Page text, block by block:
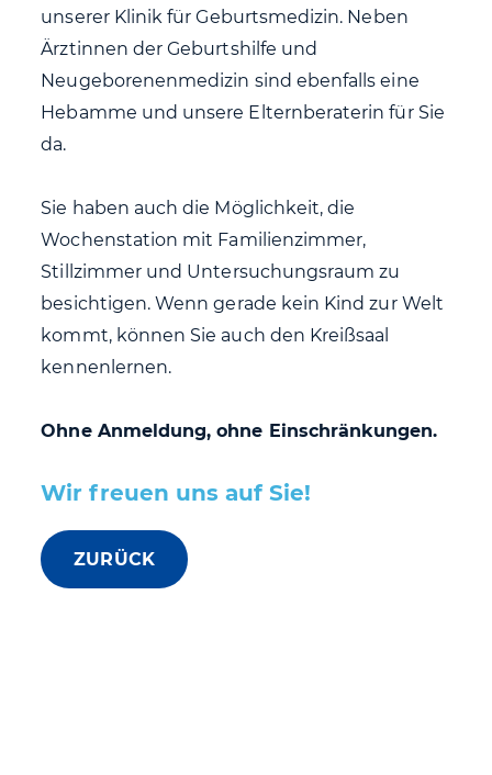
unserer Klinik für Geburtsmedizin. Neben
Ärztinnen der Geburtshilfe und
Neugeborenenmedizin sind ebenfalls eine
Hebamme und unsere Elternberaterin für Sie
da.
Sie haben auch die Möglichkeit, die
Wochenstation mit Familienzimmer,
Stillzimmer und Untersuchungsraum zu
besichtigen. Wenn gerade kein Kind zur Welt
kommt, können Sie auch den Kreißsaal
kennenlernen.
Ohne Anmeldung, ohne Einschränkungen.
Wir freuen uns auf Sie!
ZURÜCK